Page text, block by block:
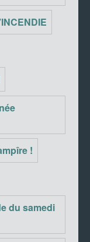
!
du samedi